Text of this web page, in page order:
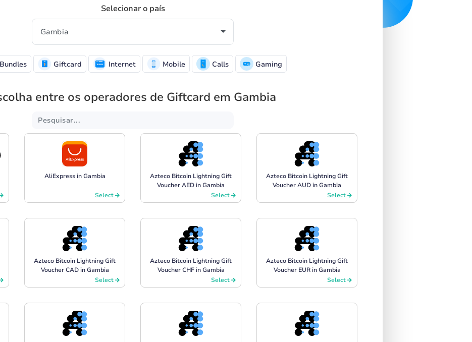
Selecionar o país
Bundles Giftcard Internet Mobile Calls Gaming
entre os operadores de Giftcard em Gambia
AliExpress in Gambia
Select
Azteco Bitcoin Lightning Gift
Voucher AED in Gambia
Select
Azteco Bitcoin Lightning Gift
Voucher AUD in Gambia
Select
Azteco Bitcoin Lightning Gift
Voucher CAD in Gambia
Select
Azteco Bitcoin Lightning Gift
Voucher CHF in Gambia
Select
Azteco Bitcoin Lightning Gift
Voucher EUR in Gambia
Select